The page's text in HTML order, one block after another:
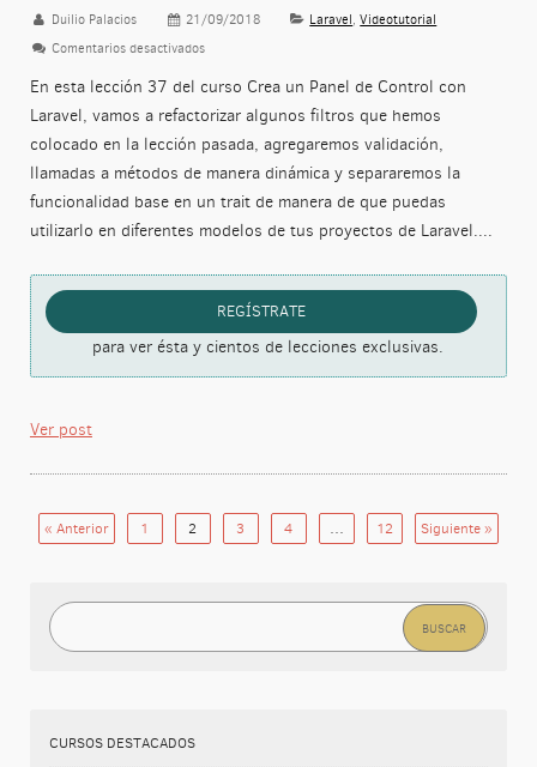
Duilio Palacios 21/09/2018 Laravel,Videotutorial
Comentarios desactivados
En esta lección 37 del curso Crea un Panel de Control con
Laravel, vamos a refactorizar algunos filtros que hemos
colocado en la lección pasada, agregaremos validación,
llamadas a métodos de manera dinámica y separaremos la
funcionalidad base en un trait de manera de que puedas
utilizarlo en diferentes modelos de tus proyectos de Laravel....
REGÍSTRATE
para ver ésta y cientos de lecciones exclusivas.
Ver post
« Anterior 1 2 3 4 … 12 Siguiente »
Buscar:
CURSOS DESTACADOS